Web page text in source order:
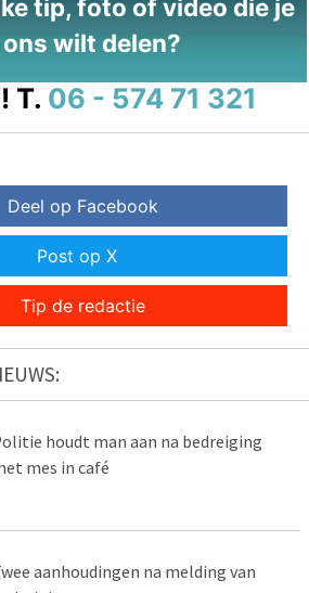
tip, foto of video die je
wilt delen?
T. 06 - 574 71 321
Deel op Facebook
Post op X
Tip de redactie
houdt man aan na bedreiging
mes in café
aanhoudingen na melding van